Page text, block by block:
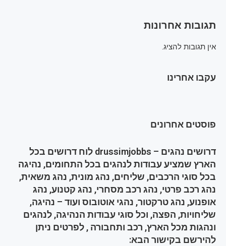
תגובות אחרונות
אין תגובות להציג.
עקבו אחרינו
פוסטים אחרונים
דרושים נהגים – drussimjobbs לוח דרושים בכל
הארץ שמציע עבודות לנהגים בכל התחומים, נהיגה
בכל סוגי הרכבים, שליחים, נהג מונית, נהג משאית,
נהג רכב פרטי, נהג רכב מסחרי, נהג קטנוע, נהג
אופנוע, נהג טרקטור, נהגי אוטובוס ועוד – נהיגה,
שליחויות, הפצה, וכל סוגי עבודות הנהיגה, לנהגים
ונהגות מכל הארץ, רכב ותחבורה , לפרטים ניתן
להירשם בקישור הבא: